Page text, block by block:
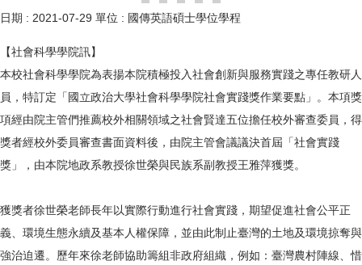
日期 : 2021-07-29 單位 : 國傳英語碩士學位學程
【社會科學學院訊】
本校社會科學學院為表揚本院積極投入社會創新與服務實踐之專任教研人
員，特訂定「國立政治大學社會科學學院社會實踐獎作業要點」。本項獎
項經由院主管們推薦校外相關領域之社會賢達五位擔任校外審查委員，得
獎者經校外委員審查書面資料後，由院主管會議議決首屆「社會實踐
獎」，由本院地政系教授徐世榮與民族系副教授王雅萍獲獎。
獲獎者徐世榮老師長年以實際行動進行社會實踐，期望促進社會公平正
義、環境生態永續及基本人權保障，並由此制止臺灣的土地及環境掠奪與
強治迫遷。歷年來徐老師協助籌組非政府組織，例如：臺灣農村陣線、惜